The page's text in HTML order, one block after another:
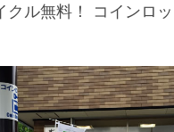
クル無料！ コインロ